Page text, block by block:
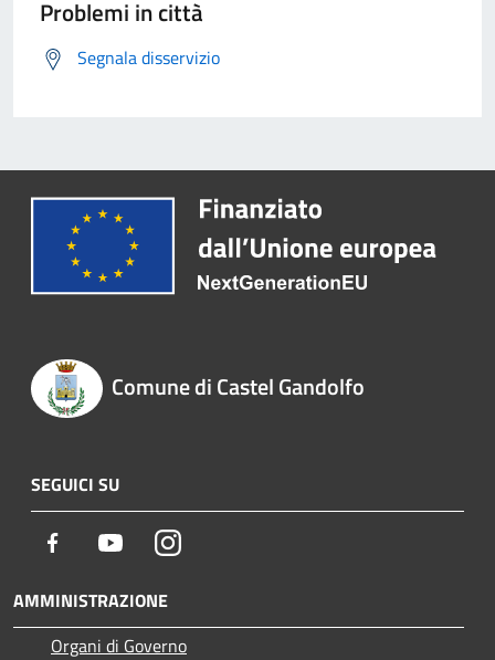
Problemi in città
Segnala disservizio
Comune di Castel Gandolfo
SEGUICI SU
Facebook YoutubeInstagram
AMMINISTRAZIONE
Organi di Governo